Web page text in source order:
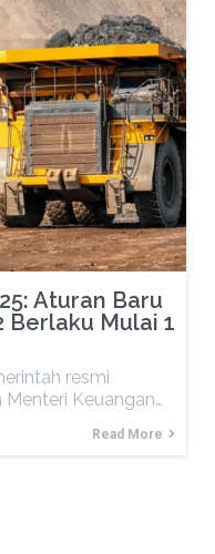
Aturan Baru
Berlaku Mulai 1
resmi
Keuangan…
Read More